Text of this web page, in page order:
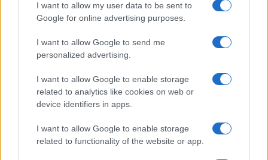
I want to allow my user data to be sent to
Google for online advertising purposes.
I want to allow Google to send me
personalized advertising.
I want to allow Google to enable storage
related to analytics like cookies on web or
device identifiers in apps.
I want to allow Google to enable storage
related to functionality of the website or app.
ΚΟΙΝΩΝΊΑ
Προγραμματισμένες διακοπές ρεύματος σε
περιοχές των Δήμων Κοζάνης, Βελβεντού και
E-PTOLEMEOS TEAM 25 ΙΟΥΝΊΟΥ 2026, 3:59 ΜΜ